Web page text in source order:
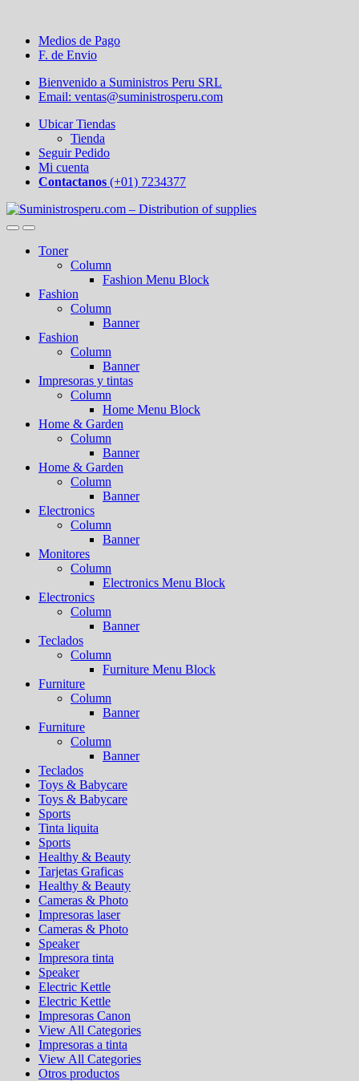
Medios de Pago
F. de Envio
Bienvenido a Suministros Peru SRL
Email: ventas@suministrosperu.com
Ubicar Tiendas
Tienda
Seguir Pedido
Mi cuenta
Contactanos (+01) 7234377
Toner
Column
Fashion Menu Block
Fashion
Column
Banner
Fashion
Column
Banner
Impresoras y tintas
Column
Home Menu Block
Home & Garden
Column
Banner
Home & Garden
Column
Banner
Electronics
Column
Banner
Monitores
Column
Electronics Menu Block
Electronics
Column
Banner
Teclados
Column
Furniture Menu Block
Furniture
Column
Banner
Furniture
Column
Banner
Teclados
Toys & Babycare
Toys & Babycare
Sports
Tinta liquita
Sports
Healthy & Beauty
Tarjetas Graficas
Healthy & Beauty
Cameras & Photo
Impresoras laser
Cameras & Photo
Speaker
Impresora tinta
Speaker
Electric Kettle
Electric Kettle
Impresoras Canon
View All Categories
Impresoras a tinta
View All Categories
Otros productos